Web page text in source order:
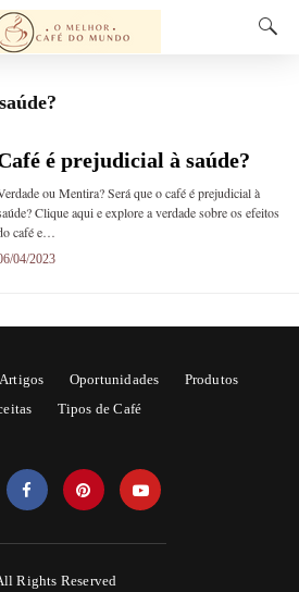
é prejudicial à saúde?
ou Mentira? Será que o café é prejudicial à
Clique aqui e explore a verdade sobre os efeitos
café e…
04/2023
Artigos Oportunidades
Produtos
Tipos de Café
Rights Reserved